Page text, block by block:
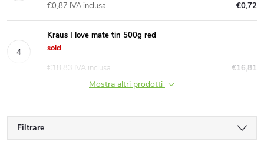
€0,72
€0,87 IVA inclusa
Kraus I love mate tin 500g red
sold
€16,81
€18,83 IVA inclusa
Mostra altri prodotti
Filtrare